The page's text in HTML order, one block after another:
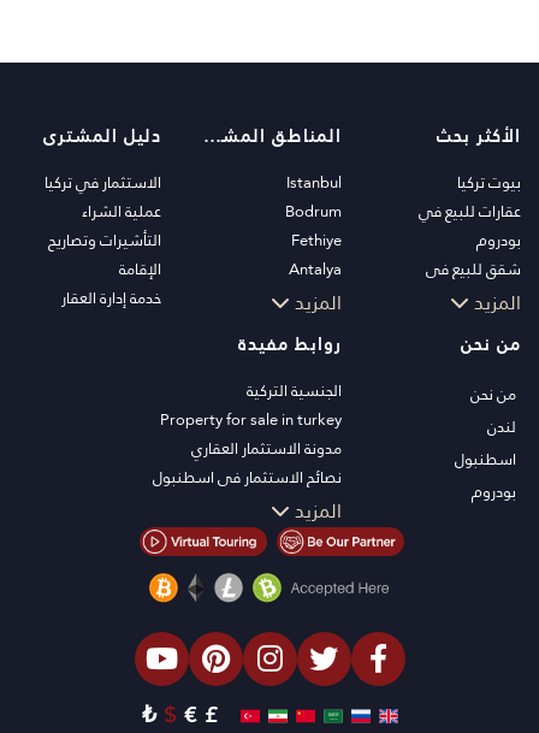
الأكثر بحث
بيوت تركيا
عقارات للبيع في
بودروم
شقق للبيع في
اسطنبول
فلل بودروم
شقق للبيع في انطاليا
منازل انطاليا
المزيد
المناطق المشهورة
Istanbul
Bodrum
Fethiye
Antalya
Kalkan
Kas
Bursa
Gocek
Side
Kemer
Dalyan
Izmir
Belek
المزيد
دليل المشترى
الاستثمار في تركيا
عملية الشراء
التأشيرات وتصاريح
الإقامة
خدمة إدارة العقار
من نحن
من نحن
لندن
اسطنبول
بودروم
روابط مفيدة
الجنسية التركية
Property for sale in turkey
مدونة الاستثمار العقاري
نصائح الاستثمار في اسطنبول
تلفزيون PT
عقارات اسطنبول للاستثمار
اعرض عقارك للبيع
الصفقة
العقارات الفاخرة
الاستثمار
التصميم والبناء
المزيد
£
€
$
₺